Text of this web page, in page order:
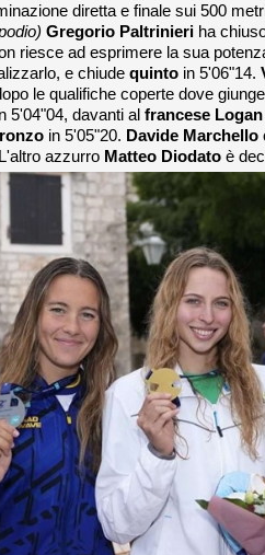
diretta e finale sui 500
Gregorio Paltrinieri ha
riesce ad esprimere la sua
e chiude quinto in 5'06"14.
le qualifiche coperte dove
5'04"04, davanti al francese
in 5'05"20. Davide Marchello
azzurro Matteo Diodato è